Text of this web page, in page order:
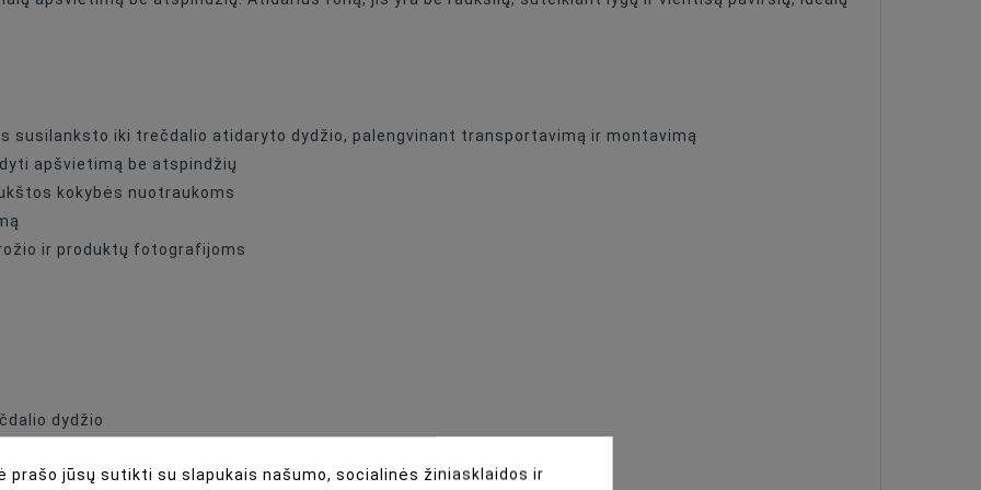
susilanksto iki trečdalio atidaryto dydžio, palengvinant transportavimą ir montavimą
apšvietimą be atspindžių
kokybės nuotraukoms
ir produktų fotografijoms
dydžio
prašo jūsų sutikti su slapukais našumo, socialinės žiniasklaidos ir